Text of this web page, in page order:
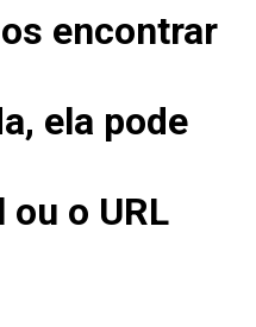
encontrar
ela pode
o URL